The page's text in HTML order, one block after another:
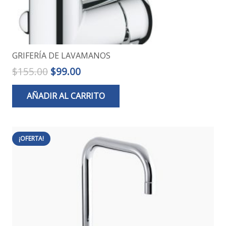
GRIFERÍA DE LAVAMANOS
$155.00 El
precio
original
era:
$99.00El
precio
actual
es:
AÑADIR AL CARRITO
¡OFERTA!